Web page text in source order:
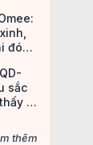
đóng
sắc
ở
thêm